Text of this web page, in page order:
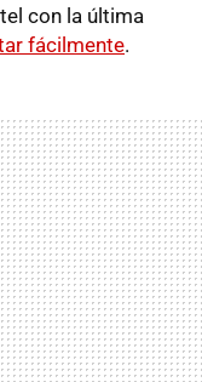
con la última
fácilmente.